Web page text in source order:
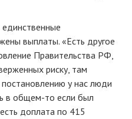
выплаты. «Есть другое
Правительства РФ,
риску, там
у нас люди
в общем-то если был
доплата по 415